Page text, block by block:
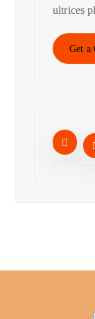
ultrices
Get a